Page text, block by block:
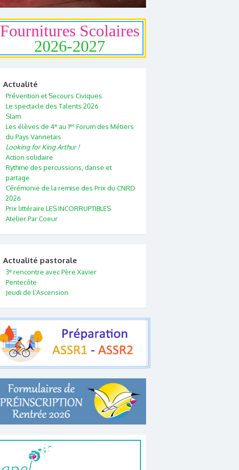
Fournitures Scolaires
2026-2027
Actualité
Prévention et Secours Civiques
Le spectacle des Talents 2026
Slam
Les élèves de 4e au 1er Forum des Métiers
du Pays Vannetais
Looking for King Arthur !
Action solidaire
Rythme des percussions, danse et
partage
Cérémonie de la remise des Prix du CNRD
2026
Prix littéraire LES INCORRUPTIBLES
Atelier Par Coeur
Actualité pastorale
3e rencontre avec Père Xavier
Pentecôte
Jeudi de l’Ascension